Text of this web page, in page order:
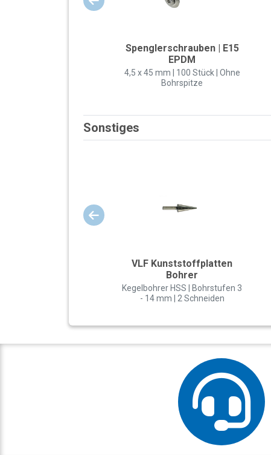
Spenglerschrauben | E15
EPDM
4,5 x 45 mm | 100 Stück | Ohne
Bohrspitze
Sonstiges
VLF Kunststoffplatten
Bohrer
Kegelbohrer HSS | Bohrstufen 3
- 14 mm | 2 Schneiden